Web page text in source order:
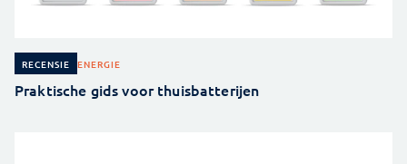
RECENSIE ENERGIE
Praktische gids voor thuisbatterijen